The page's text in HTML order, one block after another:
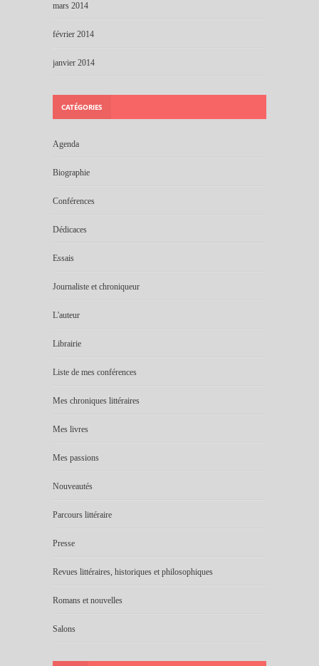
mars 2014
février 2014
janvier 2014
CATÉGORIES
Agenda
Biographie
Conférences
Dédicaces
Essais
Journaliste et chroniqueur
L'auteur
Librairie
Liste de mes conférences
Mes chroniques littéraires
Mes livres
Mes passions
Nouveautés
Parcours littéraire
Presse
Revues littéraires, historiques et philosophiques
Romans et nouvelles
Salons